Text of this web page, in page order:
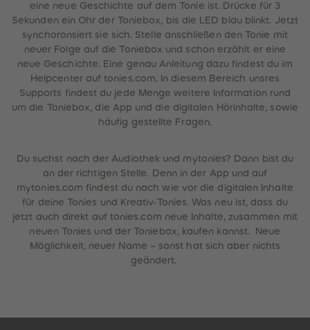
eine neue Geschichte auf dem Tonie ist. Drücke für 3
Sekunden ein Ohr der Toniebox, bis die LED blau blinkt. Jetzt
synchoronsiert sie sich. Stelle anschließen den Tonie mit
neuer Folge auf die Toniebox und schon erzählt er eine
neue Geschichte. Eine genau Anleitung dazu findest du im
Helpcenter auf tonies.com. In diesem Bereich unsres
Supports findest du jede Menge weitere Information rund
um die Toniebox, die App und die digitalen Hörinhalte, sowie
häufig gestellte Fragen.
Du suchst nach der Audiothek und mytonies? Dann bist du
an der richtigen Stelle. Denn in der App und auf
mytonies.com findest du nach wie vor die digitalen Inhalte
für deine Tonies und Kreativ-Tonies. Was neu ist, dass du
jetzt auch direkt auf tonies.com neue Inhalte, zusammen mit
neuen Tonies und der Toniebox, kaufen kannst. Neue
Möglichkeit, neuer Name – sonst hat sich aber nichts
geändert.